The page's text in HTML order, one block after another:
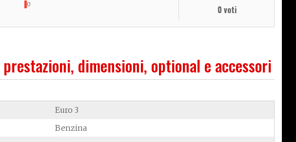
0
0 voti
dimensioni, optional e accessori
Euro 3
Benzina